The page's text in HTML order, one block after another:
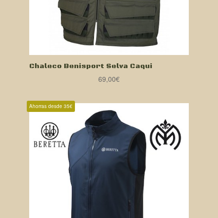
Chaleco Benisport Selva Caqui
69,00€
Ahorras desde 35€